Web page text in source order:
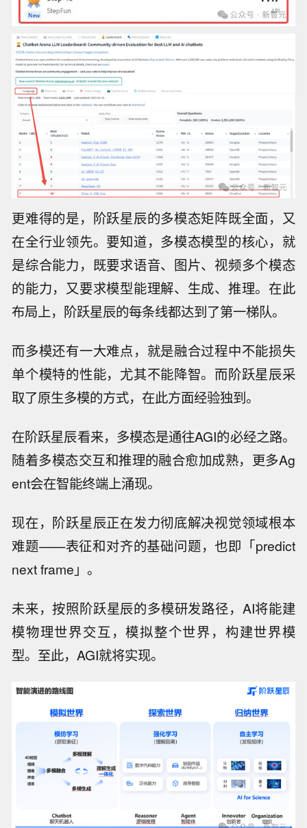
更难得的是，阶跃星辰的多模态矩阵既全面，又
在全行业领先。要知道，多模态模型的核心，就
是综合能力，既要求语音、图片、视频多个模态
的能力，又要求模型能理解、生成、推理。在此
布局上，阶跃星辰的每条线都达到了第一梯队。
而多模还有一大难点，就是融合过程中不能损失
单个模特的性能，尤其不能降智。而阶跃星辰采
取了原生多模的方式，在此方面经验独到。
在阶跃星辰看来，多模态是通往AGI的必经之路。
随着多模态交互和推理的融合愈加成熟，更多Ag
ent会在智能终端上涌现。
现在，阶跃星辰正在发力彻底解决视觉领域根本
难题——表征和对齐的基础问题，也即「predict
next frame」。
未来，按照阶跃星辰的多模研发路径，AI将能建
模物理世界交互，模拟整个世界，构建世界模
型。至此，AGI就将实现。